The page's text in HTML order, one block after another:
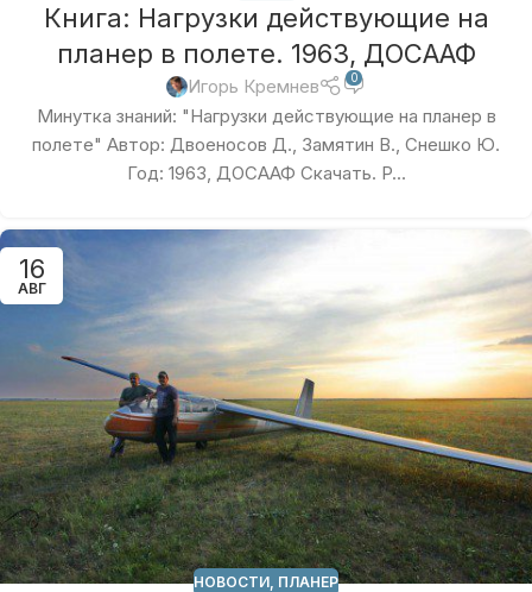
Книга: Нагрузки действующие на
планер в полете. 1963, ДОСААФ
Игорь Кремнев 0
Минутка знаний: "Нагрузки действующие на планер в
полете" Автор: Двоеносов Д., Замятин В., Снешко Ю.
Год: 1963, ДОСААФ Скачать. P...
16
АВГ
НОВОСТИ ПЛАНЕР